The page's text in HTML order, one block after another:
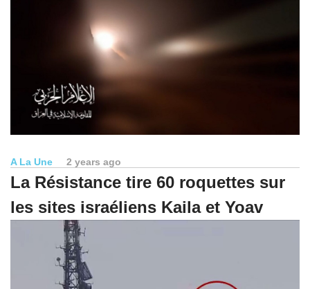
A La Une 2 years ago
La Résistance tire 60 roquettes sur
les sites israéliens Kaila et Yoav